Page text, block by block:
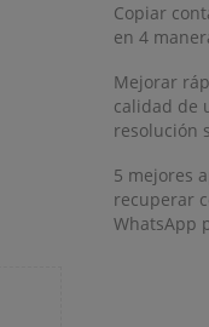
Copiar
en 4
Mejorar
calidad de
resolución
5 mejores
recuperar
WhatsApp